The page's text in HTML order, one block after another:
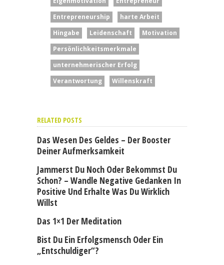
Entrepreneurship
harte Arbeit
Hingabe
Leidenschaft
Motivation
Persönlichkeitsmerkmale
unternehmerischer Erfolg
Verantwortung
Willenskraft
RELATED POSTS
Das Wesen Des Geldes – Der Booster
Deiner Aufmerksamkeit
Jammerst Du Noch Oder Bekommst Du
Schon? – Wandle Negative Gedanken In
Positive Und Erhalte Was Du Wirklich
Willst
Das 1×1 Der Meditation
Bist Du Ein Erfolgsmensch Oder Ein
„Entschuldiger“?